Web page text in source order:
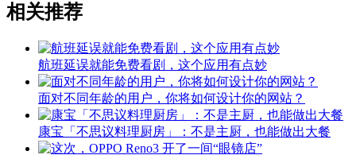
相关推荐
航班延误就能免费看剧，这个应用有点妙
面对不同年龄的用户，你将如何设计你的网站？
康宝「不思议料理厨房」：不是主厨，也能做出大餐